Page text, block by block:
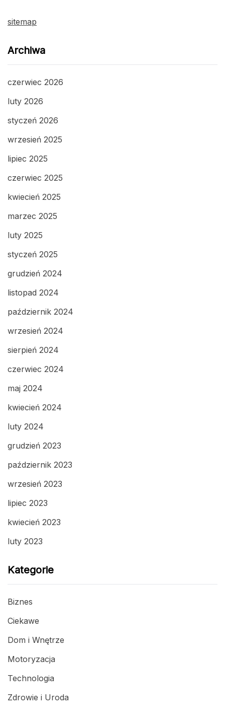
sitemap
Archiwa
czerwiec 2026
luty 2026
styczeń 2026
wrzesień 2025
lipiec 2025
czerwiec 2025
kwiecień 2025
marzec 2025
luty 2025
styczeń 2025
grudzień 2024
listopad 2024
październik 2024
wrzesień 2024
sierpień 2024
czerwiec 2024
maj 2024
kwiecień 2024
luty 2024
grudzień 2023
październik 2023
wrzesień 2023
lipiec 2023
kwiecień 2023
luty 2023
Kategorie
Biznes
Ciekawe
Dom i Wnętrze
Motoryzacja
Technologia
Zdrowie i Uroda